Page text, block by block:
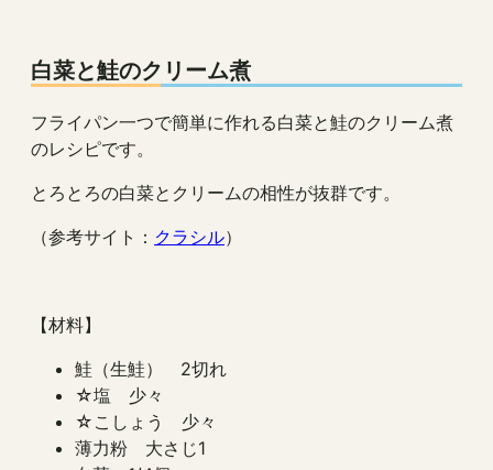
白菜と鮭のクリーム煮
フライパン一つで簡単に作れる白菜と鮭のクリーム煮
のレシピです。
とろとろの白菜とクリームの相性が抜群です。
（参考サイト： クラシル）
【材料】
鮭（生鮭） 2切れ
☆塩 少々
☆こしょう 少々
薄力粉 大さじ1